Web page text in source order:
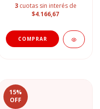
3 cuotas sin interés de
$4.166,67
15%
OFF